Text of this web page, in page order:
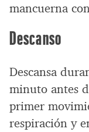
mancuerna
Descanso
Descansa
minuto antes
primer
respiración y